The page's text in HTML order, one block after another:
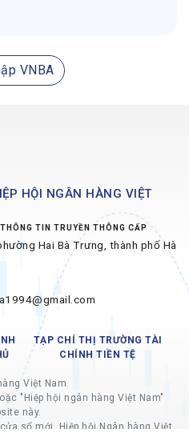
VNBA
HỘI NGÂN HÀNG VIỆT
TIN TRUYỀN THÔNG CẤP
Hai Bà Trưng, thành phố Hà
TẠP CHÍ THỊ TRƯỜNG TÀI
CHÍNH TIỀN TỆ
Việt Nam.
"Hiệp hội ngân hàng Việt Nam"
này.
sổ mới, Hiệp hội Ngân hàng Việt